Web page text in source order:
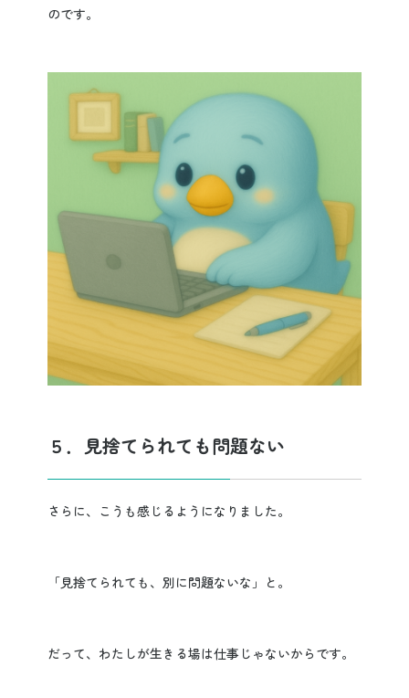
のです。
５．見捨てられても問題ない
さらに、こうも感じるようになりました。
「見捨てられても、別に問題ないな」と。
だって、わたしが生きる場は仕事じゃないからです。